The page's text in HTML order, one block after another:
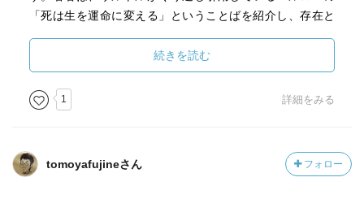
「死は生を運命に変える」ということばを紹介し、存在と
て、死の不条理性を理解しようとしています。
こうした著者の立場は、宗教の領域に立ち入らず、あくま
で哲学の領域に踏みとどまって死について思索を展開する
いて積極的に語ることをさし控えるこうした態度に、もの
足りなさをおぼえる読者もいるかもしれません。
続きを読む
1 詳細をみる
tomoyafujineさん フォロー